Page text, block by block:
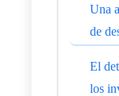
Una
de
El
los